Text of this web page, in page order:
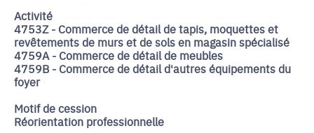
Activité
4753Z - Commerce de détail de tapis, moquettes et
revêtements de murs et de sols en magasin spécialisé
4759A - Commerce de détail de meubles
4759B - Commerce de détail d'autres équipements du
foyer
Motif de cession
Réorientation professionnelle